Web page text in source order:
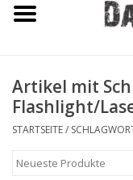
Schiesstraining
taktische Ausrüstung
Artikel mit
Flashlight/
STARTSEITE/